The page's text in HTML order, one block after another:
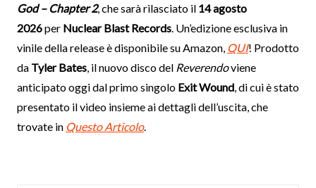
God – Chapter 2, che sarà rilasciato il 14 agosto
2026per Nuclear Blast Records. Un’edizione esclusiva in
vinile della release è disponibile su Amazon, QUI! Prodotto
da Tyler Bates, il nuovo disco del Reverendoviene
anticipato oggi dal primo singolo Exit Wound, di cui è stato
presentato il video insieme ai dettagli dell’uscita, che
trovate in Questo Articolo.